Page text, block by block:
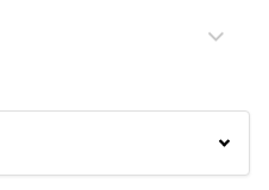
Lichtletters